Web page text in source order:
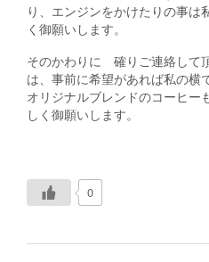
り、エンジンをかけたりの事は
く御願いします。
そのかわりに 確りご連絡して
は、事前に希望があれば私の横
オリジナルブレンドのコーヒー
しく御願いします。
0